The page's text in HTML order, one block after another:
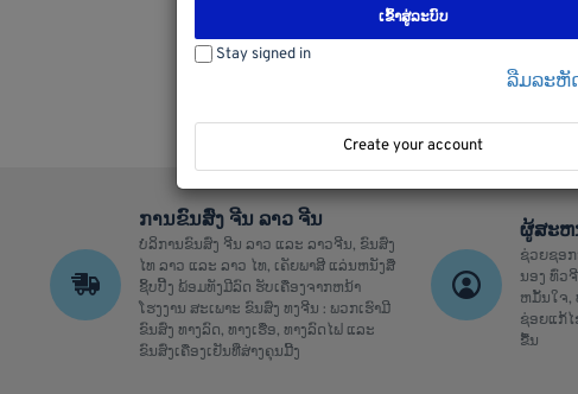
ການຂົນສົ່ງ ຈີນ ລາວ ຈີນ
ບໍລິການຂົນສົ່ງ ຈີນ ລາວ ແລະ ລາວຈີນ, ຂົນສົ່ງ
ໄທ ລາວ ແລະ ລາວ ໄທ, ເຄັຍພາສີ ແລ່ນຫນັງສື
ຊິ້ບປີ້ງ ພ້ອມທັງມີລົດ ຮັບເຄື່ອງຈາກຫນ້າ
ໂຮງງານ ສະເພາະ ຂົນສົ່ງ ທງຈີນ : ພວກເຮົາມີ
ຂົນສົ່ງ ທາງລົດ, ທາງເຮື່ອ, ທາງລົດໄຟ ແລະ
ຂົນສົ່ງເຄື່ອງເຢັນທີ່ສ່າງຄຸນມີ້ງ
ຜູ້ສະຫ
ຊ່ວຍຊອ
ນອງ ທົ່ວ
ຫມັ້ນໃຈ,
ຊ່ອຍແກ້
ຂື້ນ
ເຂົ້າສູ່ລະບົບ
Stay signed in
ລືມລະຫັ
Create your account